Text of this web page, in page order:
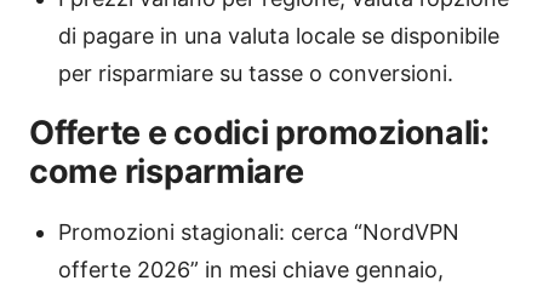
di pagare in una valuta locale se disponibile
per risparmiare su tasse o conversioni.
Offerte e codici promozionali:
come risparmiare
Promozioni stagionali: cerca “NordVPN
offerte 2026” in mesi chiave gennaio,